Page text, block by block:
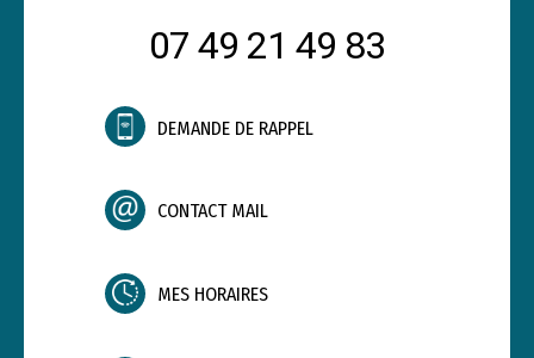
07 49 21 49 83
DEMANDE DE RAPPEL
CONTACT MAIL
MES HORAIRES